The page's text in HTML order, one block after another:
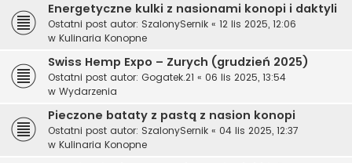
Energetyczne kulki z nasionami konopi i daktyli
Ostatni post autor: SzalonySernik « 12 lis 2025, 12:06
w Kulinaria Konopne
Swiss Hemp Expo – Zurych (grudzień 2025)
Ostatni post autor: Gogatek.21 « 06 lis 2025, 13:54
w Wydarzenia
Pieczone bataty z pastą z nasion konopi
Ostatni post autor: SzalonySernik « 04 lis 2025, 12:37
w Kulinaria Konopne